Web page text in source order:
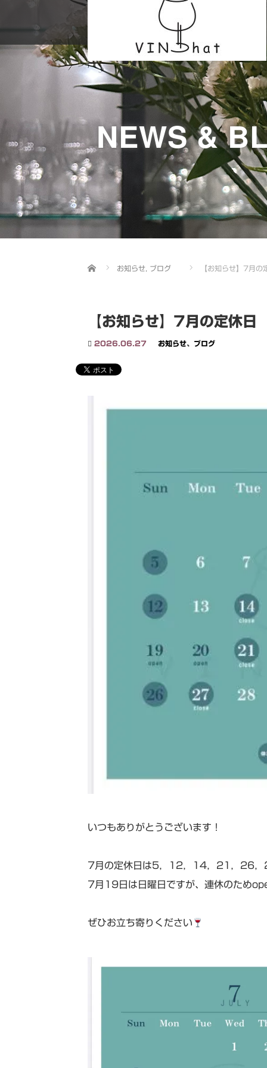
NEWS &
Home お知らせ ブログ 【お知らせ】7月の
【お知らせ】7月の定休日
2026.06.27 お知らせ、 ブログ
いつもありがとうございます！
7月の定休日は5，12，14，21，26，
7月19日は日曜日ですが、連休のため
ぜひお立ち寄りください